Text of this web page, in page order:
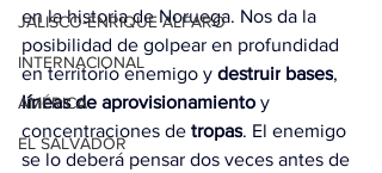
JALISCO-ENRIQUE ALFARO
INTERNACIONAL
AMÉRICA
EL SALVADOR
en la historia de Noruega. Nos da la
posibilidad de golpear en profundidad
en territorio enemigo y destruir bases,
líneas de aprovisionamiento y
concentraciones de tropas. El enemigo
se lo deberá pensar dos veces antes de